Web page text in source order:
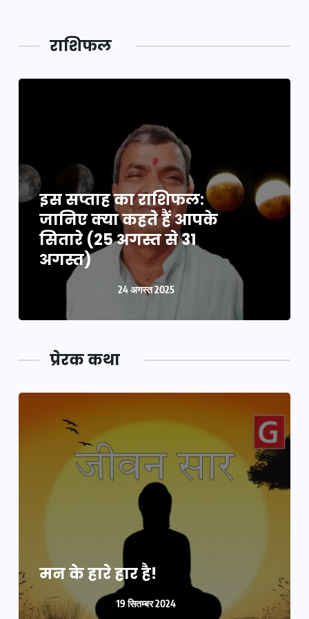
राशिफल
इस सप्ताह का राशिफल:
जानिए क्या कहते हैं आपके
सितारे (25 अगस्त से 31
अगस्त)
24 अगस्त 2025
प्रेरक कथा
मन के हारे हार है!
19 सितम्बर 2024